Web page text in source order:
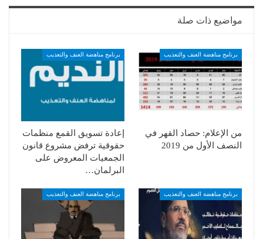
مواضيع ذات صلة
برنامج مناهضة العنف والتعذيب
من الإعلام: حصاد القهر في
النصف الأول من 2019
برنامج مناهضة العنف والتعذيب
إعادة تسويق القمع منظمات
حقوقية ترفض مشروع قانون
الجمعيات المعروض على
البرلمان…
برنامج مناهضة العنف والتعذيب برنامج مناهضة العنف والتعذيب